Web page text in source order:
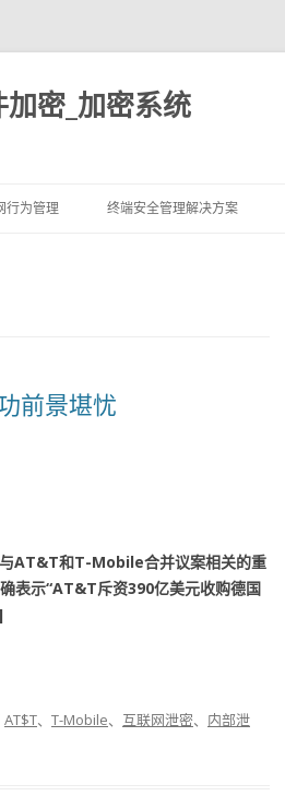
密_加密系统
行为管理 终端安全管理解决方案
前景堪忧
AT&T和T-Mobile合并议案相关的重
表示“AT&T斥资390亿美元收购德国
AT$T、 T-Mobile、 互联网泄密、 内部泄